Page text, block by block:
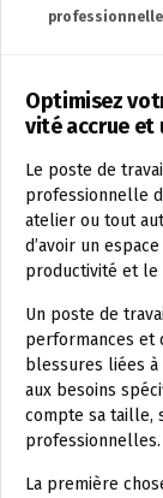
professionnelle
Optimisez
vité accrue et
Le poste de
professionnelle
atelier ou tout
d’avoir un
productivité et le
Un poste de
performances et
blessures liées
aux besoins
compte sa taille,
professionnelles.
La première